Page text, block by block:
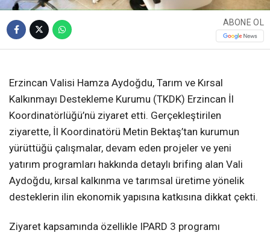
ABONE OL
Erzincan Valisi Hamza Aydoğdu, Tarım ve Kırsal
Kalkınmayı Destekleme Kurumu (TKDK) Erzincan İl
Koordinatörlüğü’nü ziyaret etti. Gerçekleştirilen
ziyarette, İl Koordinatörü Metin Bektaş’tan kurumun
yürüttüğü çalışmalar, devam eden projeler ve yeni
yatırım programları hakkında detaylı brifing alan Vali
Aydoğdu, kırsal kalkınma ve tarımsal üretime yönelik
desteklerin ilin ekonomik yapısına katkısına dikkat çekti.
Ziyaret kapsamında özellikle IPARD 3 programı